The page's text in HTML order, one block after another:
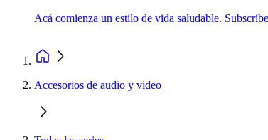
Acá comienza un estilo de vida saludable.
Accesorios de audio y video